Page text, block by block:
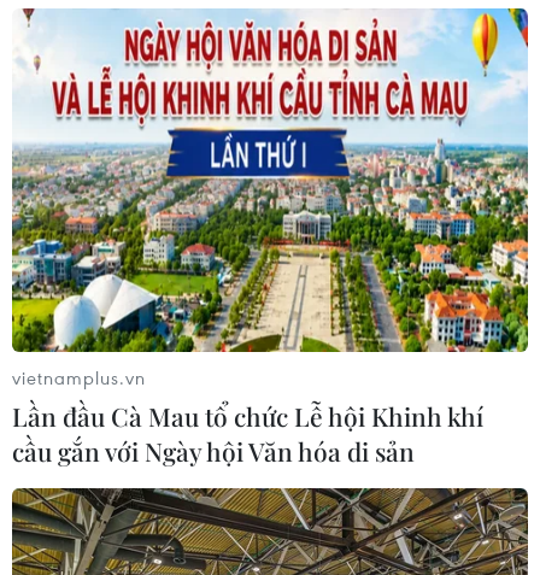
vietnamplus.vn
Lần đầu Cà Mau tổ chức Lễ hội Khinh khí
cầu gắn với Ngày hội Văn hóa di sản